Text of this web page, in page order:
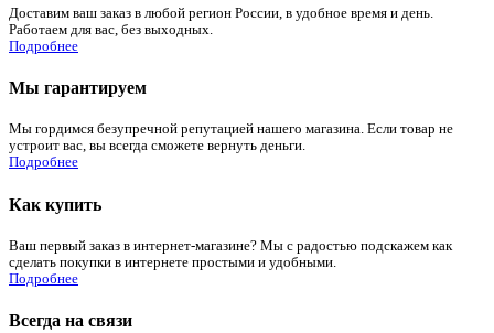
Доставим ваш заказ в любой регион России, в удобное время и день.
Работаем для вас, без выходных.
Подробнее
Мы гарантируем
Мы гордимся безупречной репутацией нашего магазина. Если товар не
устроит вас, вы всегда сможете вернуть деньги.
Подробнее
Как купить
Ваш первый заказ в интернет-магазине? Мы с радостью подскажем как
сделать покупки в интернете простыми и удобными.
Подробнее
Всегда на связи